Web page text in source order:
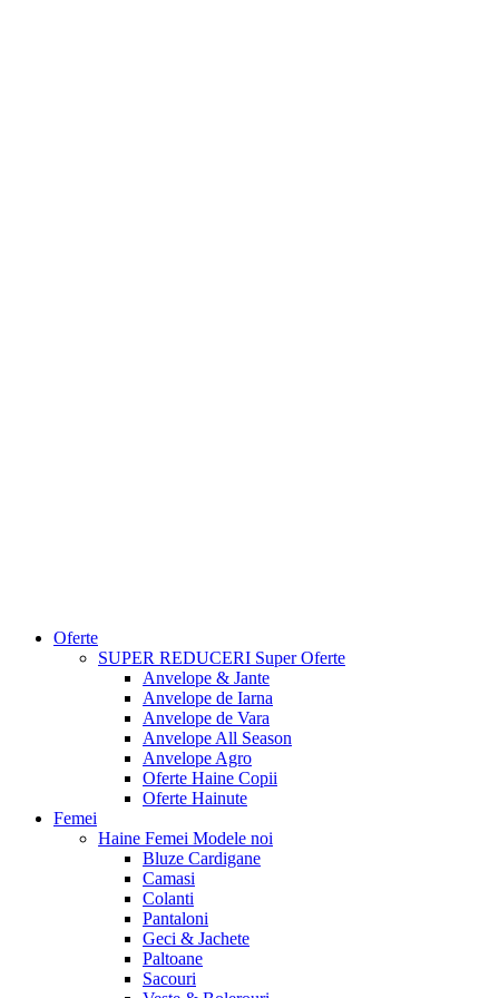
Oferte
SUPER REDUCERI Super Oferte
Anvelope & Jante
Anvelope de Iarna
Anvelope de Vara
Anvelope All Season
Anvelope Agro
Oferte Haine Copii
Oferte Hainute
Femei
Haine Femei Modele noi
Bluze Cardigane
Camasi
Colanti
Pantaloni
Geci & Jachete
Paltoane
Sacouri